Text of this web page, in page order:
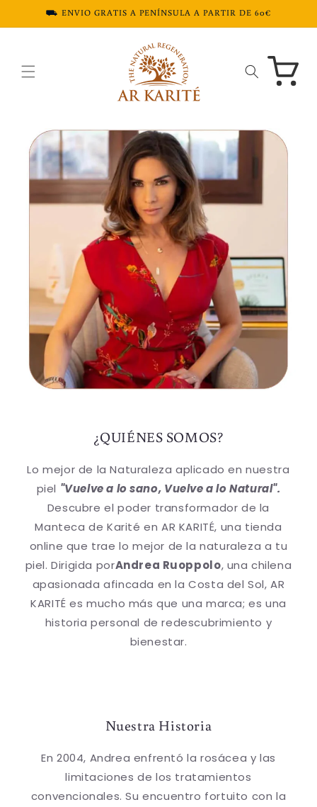
directamente
al contenido
⛟ ENVIO GRATIS A PENÍNSULA A PARTIR DE 60€
Carrito
¿QUIÉNES SOMOS?
Lo mejor de la Naturaleza aplicado en nuestra
piel "Vuelve a lo sano, Vuelve a lo Natural".
Descubre el poder transformador de la
Manteca de Karité en AR KARITÉ, una tienda
online que trae lo mejor de la naturaleza a tu
piel. Dirigida porAndrea Ruoppolo, una chilena
apasionada afincada en la Costa del Sol, AR
KARITÉ es mucho más que una marca; es una
historia personal de redescubrimiento y
bienestar.
Nuestra Historia
En 2004, Andrea enfrentó la rosácea y las
limitaciones de los tratamientos
convencionales. Su encuentro fortuito con la